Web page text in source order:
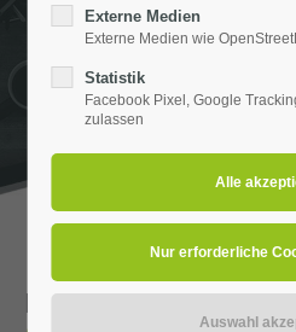
Hochwertige
Externe Medien
Externe Medien wie
Statistik
Facebook Pixel, Google
zulassen